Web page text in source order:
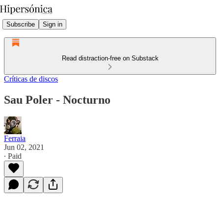
Subscribe Sign in
Read distraction-free on Substack
Críticas de discos
Sau Poler - Nocturno
Ferraia
Jun 02, 2021
∙ Paid